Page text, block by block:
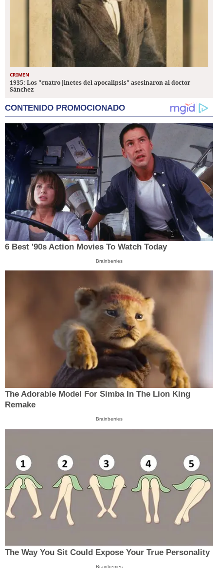
CRIMEN
1935: Los "cuatro jinetes del apocalipsis" asesinaron al doctor
Sánchez
CONTENIDO PROMOCIONADO
6 Best '90s Action Movies To Watch Today
Brainberries
The Adorable Model For Simba In The Lion King
Remake
Brainberries
The Way You Sit Could Expose Your True Personality
Brainberries